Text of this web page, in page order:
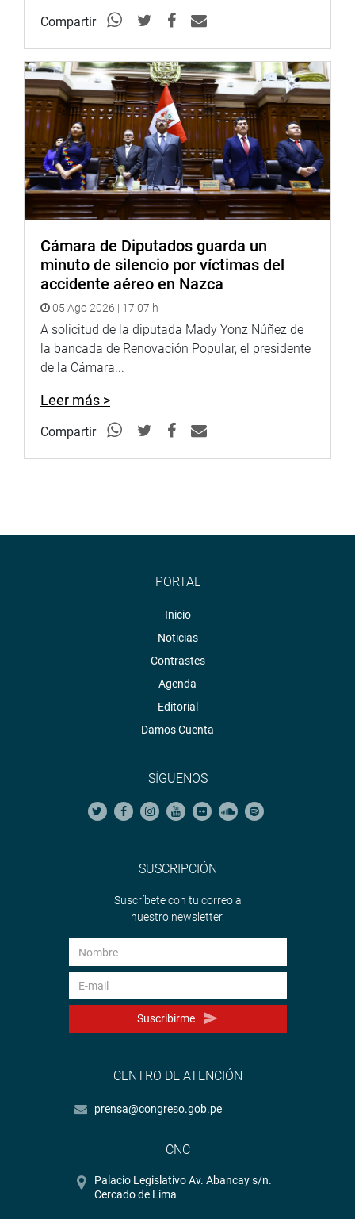
Compartir
Cámara de Diputados guarda un
minuto de silencio por víctimas del
accidente aéreo en Nazca
05 Ago 2026 | 17:07 h
A solicitud de la diputada Mady Yonz Núñez de
la bancada de Renovación Popular, el presidente
de la Cámara...
Leer más >
Compartir
PORTAL
Inicio
Noticias
Contrastes
Agenda
Editorial
Damos Cuenta
SÍGUENOS
SUSCRIPCIÓN
Suscríbete con tu correo a
nuestro newsletter.
Suscribirme
CENTRO DE ATENCIÓN
prensa@congreso.gob.pe
CNC
Palacio Legislativo Av. Abancay s/n.
Cercado de Lima